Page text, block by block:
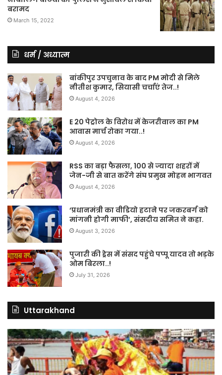
बरामद
March 15, 2022
धर्म / अध्यात्म
बांकीपुर उपचुनाव के बाद PM मोदी से मिले
नीतीश कुमार, सियासी चर्चाएं तेज..!
August 4, 2026
E 20 पेट्रोल के विरोध में केजरीवाल का PM
आवास मार्च रोका गया..!
August 4, 2026
RSS का बड़ा फैसला, 100 से ज्यादा शहरों में
जेन-जी से बात करेंगे संघ प्रमुख मोहन भागवत
August 4, 2026
‘प्रधानमंत्री का वीडियो हटाने पर जकरबर्ग को
मांगनी होगी माफी’, संसदीय समित ने कहा.
August 3, 2026
पुजारी की ड्रेस में संसद पहुंचे पप्पू यादव तो भड़के
ओम बिरला..!
July 31, 2026
Uttarakhand